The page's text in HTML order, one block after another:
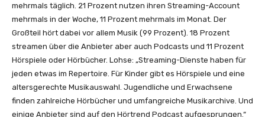
mehrmals täglich. 21 Prozent nutzen ihren Streaming-Account
mehrmals in der Woche, 11 Prozent mehrmals im Monat. Der
Großteil hört dabei vor allem Musik (99 Prozent). 18 Prozent
streamen über die Anbieter aber auch Podcasts und 11 Prozent
Hörspiele oder Hörbücher. Lohse: „Streaming-Dienste haben für
jeden etwas im Repertoire. Für Kinder gibt es Hörspiele und eine
altersgerechte Musikauswahl. Jugendliche und Erwachsene
finden zahlreiche Hörbücher und umfangreiche Musikarchive. Und
einige Anbieter sind auf den Hörtrend Podcast aufgesprungen.“